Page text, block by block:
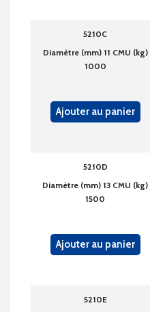
5210C
Diamètre (mm) 11 CMU (kg)
1000
Ajouter au panier
5210D
Diamètre (mm) 13 CMU (kg)
1500
Ajouter au panier
5210E